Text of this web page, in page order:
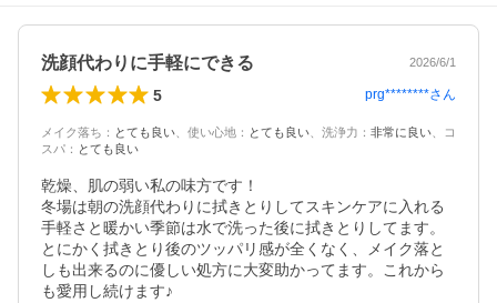
洗顔代わりに手軽にできる 2026/6/1
5 prg********さん
メイク落ち ： とても良い 使い心地 ： とても良い 洗浄力 ： 非常に良い
コ
スパ ： とても良い
乾燥、肌の弱い私の味方です！
冬場は朝の洗顔代わりに拭きとりしてスキンケアに入れる
手軽さと暖かい季節は水で洗った後に拭きとりしてます。
とにかく拭きとり後のツッパリ感が全くなく、メイク落と
しも出来るのに優しい処方に大変助かってます。これから
も愛用し続けます♪